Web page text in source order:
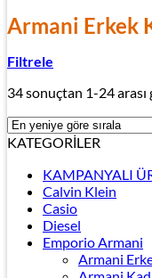
Armani Erkek
Filtrele
34 sonuçtan 1-24
KATEGORİLER
KAMPANYALI
Calvin Klein
Casio
Diesel
Emporio Armani
Armani